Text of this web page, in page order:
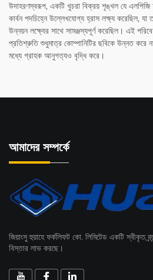
উদাহরণস্বরূপ, একটি খুচরা বিক্রয় শৃঙ্খল যে এলপিজি
কার্বন পদচিহ্নে উল্লেখযোগ্য হ্রাস লক্ষ্য করেছিল, যা
উন্নয়ন লক্ষ্যের সাথে সামঞ্জস্যপূর্ণ করেছিল। এই
প্রতিশ্রুতি শুধুমাত্র কোম্পানিটির ছবিকে উন্নত করে
মধ্যে গ্রাহক আনুগত্যও বৃদ্ধি করে।
আমাদের সম্পর্কে
জিয়াংসু হুয়াহে ফর্কলিফট কো. লিমিটেড একটি স্বীকৃত
বিস্তার লাভ করছে।